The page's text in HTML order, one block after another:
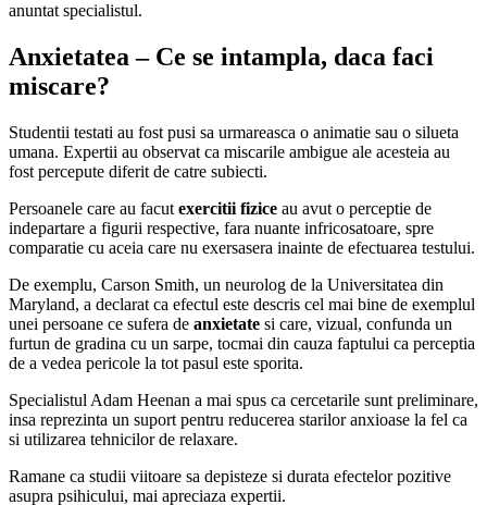
anuntat specialistul.
Anxietatea – Ce se intampla, daca faci
miscare?
Studentii testati au fost pusi sa urmareasca o animatie sau o silueta
umana. Expertii au observat ca miscarile ambigue ale acesteia au
fost percepute diferit de catre subiecti.
Persoanele care au facut exercitii fizice au avut o perceptie de
indepartare a figurii respective, fara nuante infricosatoare, spre
comparatie cu aceia care nu exersasera inainte de efectuarea testului.
De exemplu, Carson Smith, un neurolog de la Universitatea din
Maryland, a declarat ca efectul este descris cel mai bine de exemplul
unei persoane ce sufera de anxietate si care, vizual, confunda un
furtun de gradina cu un sarpe, tocmai din cauza faptului ca perceptia
de a vedea pericole la tot pasul este sporita.
Specialistul Adam Heenan a mai spus ca cercetarile sunt preliminare,
insa reprezinta un suport pentru reducerea starilor anxioase la fel ca
si utilizarea tehnicilor de relaxare.
Ramane ca studii viitoare sa depisteze si durata efectelor pozitive
asupra psihicului, mai apreciaza expertii.